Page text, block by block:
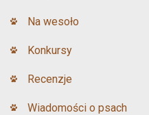
Na wesoło
Konkursy
Recenzje
Wiadomości o psach